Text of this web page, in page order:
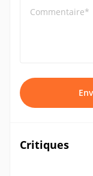
Commentaire*
Critiques